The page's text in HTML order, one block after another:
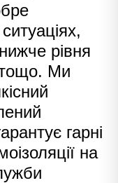
рівня
тощо. Ми
гарні
на